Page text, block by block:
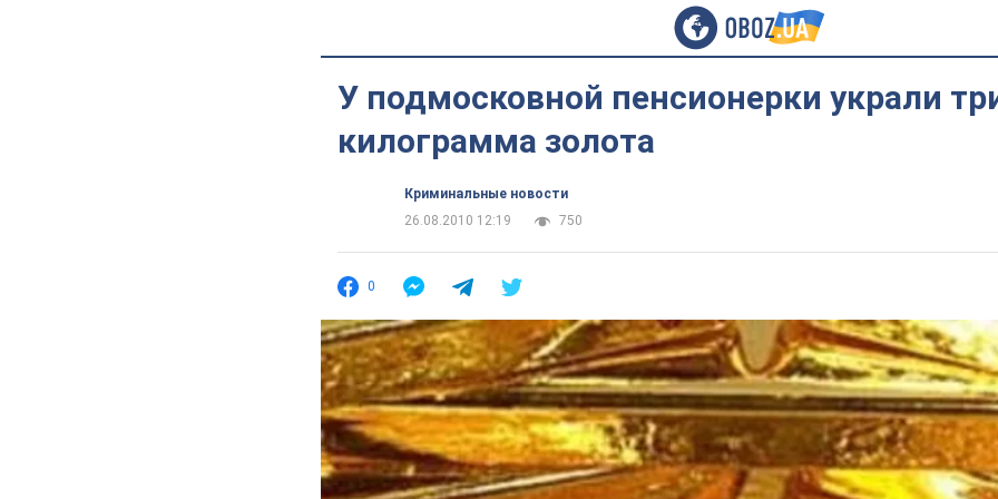
У подмосковной пенсионерки украли
килограмма золота
Криминальные новости
26.08.2010 12:19
750
0